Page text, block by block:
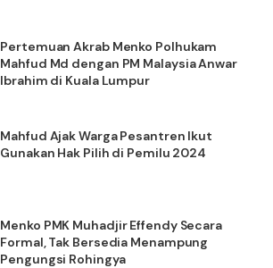
Pertemuan Akrab Menko Polhukam
Mahfud Md dengan PM Malaysia Anwar
Ibrahim di Kuala Lumpur
Mahfud Ajak Warga Pesantren Ikut
Gunakan Hak Pilih di Pemilu 2024
Menko PMK Muhadjir Effendy Secara
Formal, Tak Bersedia Menampung
Pengungsi Rohingya